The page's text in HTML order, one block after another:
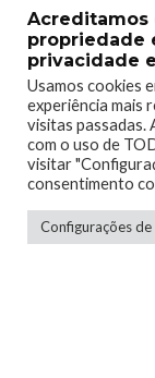
0
Acreditamos
propriedade
privacidade
Usamos cookies
experiência mais
visitas passadas.
com o uso de
visitar
consentimento
Configurações